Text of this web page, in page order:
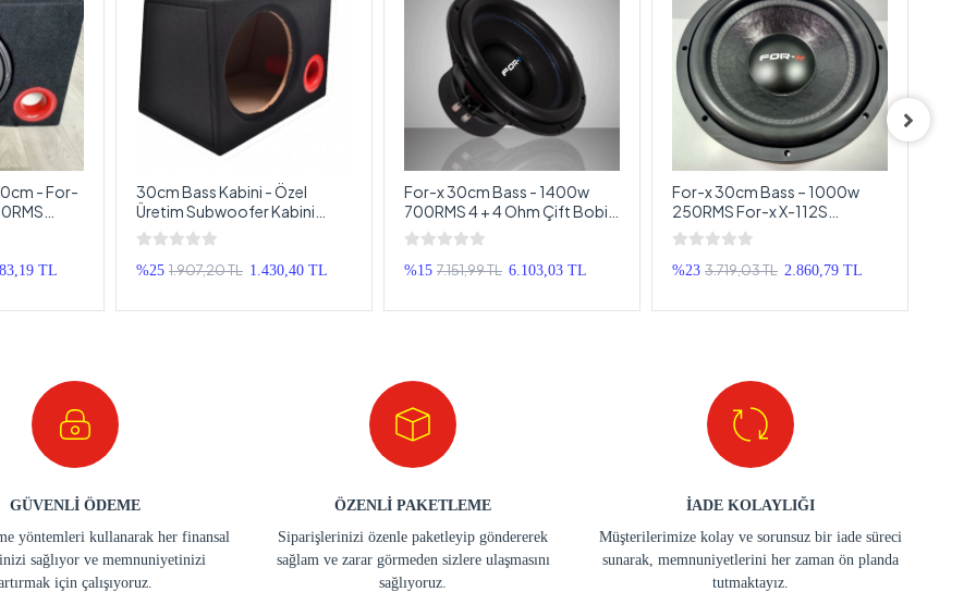
- For-
TL
30cm Bass Kabini - Özel
Üretim Subwoofer Kabini
30cm
%25 1.907,20 TL 1.430,40 TL
For-x 30cm Bass - 1400w
700RMS 4 + 4 Ohm Çift Bobin
Subwoofer
%15 7.151,99 TL 6.103,03 TL
For-x 30cm Bass – 1000w
250RMS For-x X-112S
Subwoofer 30cm
%23 3.719,03 TL 2.860,79 TL
GÜVENLİ ÖDEME
yöntemleri kullanarak her finansal
sağlıyor ve memnuniyetinizi
için çalışıyoruz.
ÖZENLİ PAKETLEME
Siparişlerinizi özenle paketleyip göndererek
sağlam ve zarar görmeden sizlere ulaşmasını
sağlıyoruz.
İADE KOLAYLIĞI
Müşterilerimize kolay ve sorunsuz bir iade süreci
sunarak, memnuniyetlerini her zaman ön planda
tutmaktayız.